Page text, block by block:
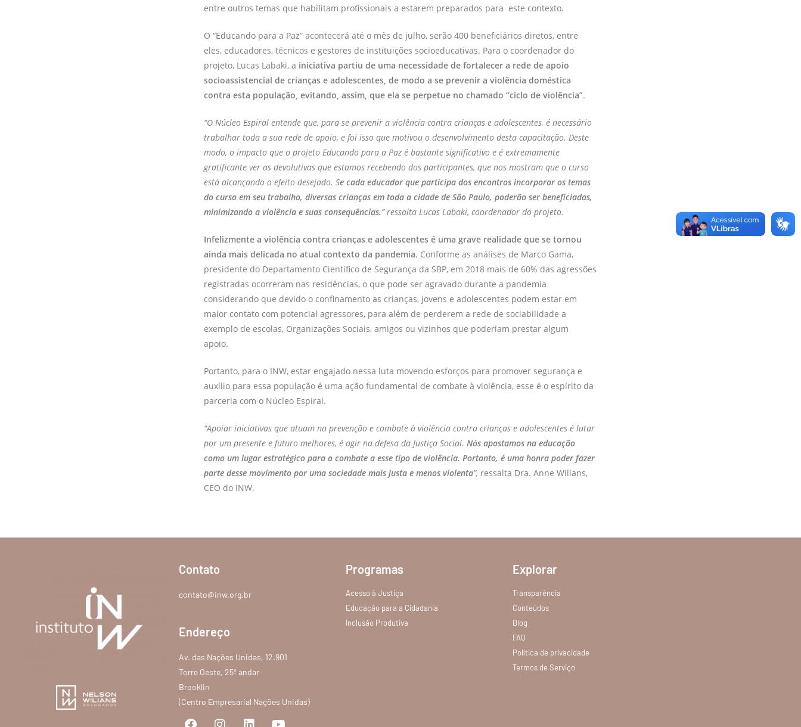
entre outros temas que habilitam profissionais a estarem preparados para este contexto.
O “Educando para a Paz” acontecerá até o mês de julho, serão 400 beneficiários diretos, entre
eles, educadores, técnicos e gestores de instituições socioeducativas. Para o coordenador do
projeto, Lucas Labaki, a iniciativa partiu de uma necessidade de fortalecer a rede de apoio
socioassistencial de crianças e adolescentes, de modo a se prevenir a violência doméstica
contra esta população, evitando, assim, que ela se perpetue no chamado “ciclo de violência”.
“O Núcleo Espiral entende que, para se prevenir a violência contra crianças e adolescentes, é necessário
trabalhar toda a sua rede de apoio, e foi isso que motivou o desenvolvimento desta capacitação. Deste
modo, o impacto que o projeto Educando para a Paz é bastante significativo e é extremamente
gratificante ver as devolutivas que estamos recebendo dos participantes, que nos mostram que o curso
está alcançando o efeito desejado. Se cada educador que participa dos encontros incorporar os temas
do curso em seu trabalho, diversas crianças em toda a cidade de São Paulo, poderão ser beneficiadas,
minimizando a violência e suas consequências.” ressalta Lucas Labaki, coordenador do projeto.
Infelizmente a violência contra crianças e adolescentes é uma grave realidade que se tornou
ainda mais delicada no atual contexto da pandemia. Conforme as análises de Marco Gama,
presidente do Departamento Científico de Segurança da SBP, em 2018 mais de 60% das agressões
registradas ocorreram nas residências, o que pode ser agravado durante a pandemia
considerando que devido o confinamento as crianças, jovens e adolescentes podem estar em
maior contato com potencial agressores, para além de perderem a rede de sociabilidade a
exemplo de escolas, Organizações Sociais, amigos ou vizinhos que poderiam prestar algum
apoio.
Portanto, para o INW, estar engajado nessa luta movendo esforços para promover segurança e
auxílio para essa população é uma ação fundamental de combate à violência, esse é o espírito da
parceria com o Núcleo Espiral.
“Apoiar iniciativas que atuam na prevenção e combate à violência contra crianças e adolescentes é lutar
por um presente e futuro melhores, é agir na defesa da Justiça Social. Nós apostamos na educação
como um lugar estratégico para o combate a esse tipo de violência. Portanto, é uma honra poder fazer
parte desse movimento por uma sociedade mais justa e menos violenta”, ressalta Dra. Anne Wilians,
CEO do INW.
Contato
contato@inw.org.br
Endereço
Av. das Nações Unidas, 12.901
Torre Oeste, 25º andar
Brooklin
(Centro Empresarial Nações Unidas)
Programas
Acesso à Justiça
Educação para a Cidadania
Inclusão Produtiva
Explorar
Transparência
Conteúdos
Blog
FAQ
Política de privacidade
Termos de Serviço